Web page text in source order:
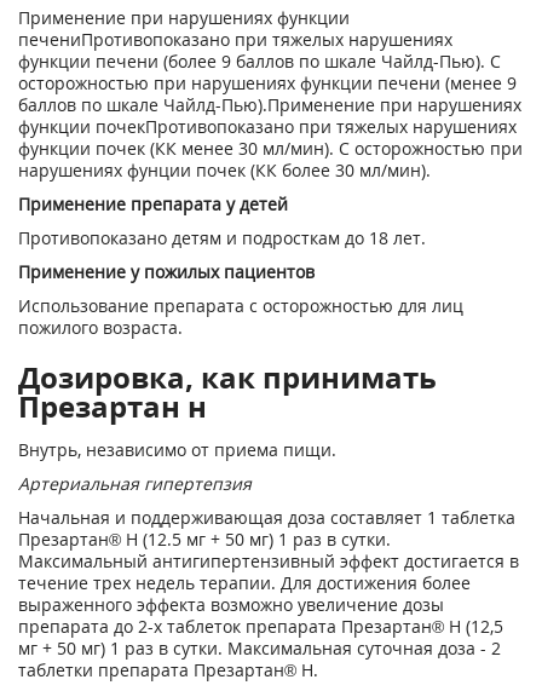
Применение при нарушениях функции
печениПротивопоказано при тяжелых нарушениях
функции печени (более 9 баллов по шкале Чайлд-Пью). С
осторожностью при нарушениях функции печени (менее 9
баллов по шкале Чайлд-Пью).Применение при нарушениях
функции почекПротивопоказано при тяжелых нарушениях
функции почек (КК менее 30 мл/мин). С осторожностью при
нарушениях фунции почек (КК более 30 мл/мин).
Применение препарата у детей
Противопоказано детям и подросткам до 18 лет.
Применение у пожилых пациентов
Использование препарата с осторожностью для лиц
пожилого возраста.
Дозировка, как принимать
Презартан н
Внутрь, независимо от приема пищи.
Артериальная гипертепзия
Начальная и поддерживающая доза составляет 1 таблетка
Презартан® Н (12.5 мг + 50 мг) 1 раз в сутки.
Максимальный антигипертензивный эффект достигается в
течение трех недель терапии. Для достижения более
выраженного эффекта возможно увеличение дозы
препарата до 2-х таблеток препарата Презартан® Н (12,5
мг + 50 мг) 1 раз в сутки. Максимальная суточная доза - 2
таблетки препарата Презартан® Н.